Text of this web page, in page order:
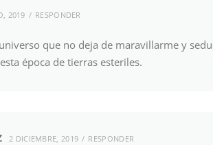
2019 RESPONDER
que no deja de maravillarme y
época de tierras esteriles.
2 DICIEMBRE, 2019 RESPONDER